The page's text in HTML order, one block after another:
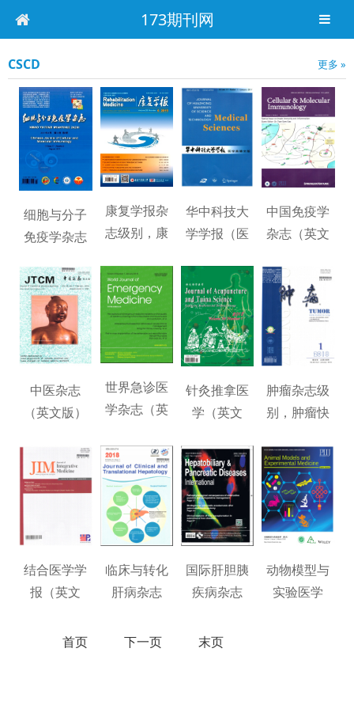
173期刊网
CSCD 更多 »
细胞与分子
免疫学杂志
与分子免疫
学
康复学报杂
志级别，康
发表
华中科技大
学学报（医
文版）杂志
级
中国免疫学
杂志（英文
别，中国免
疫
中医杂志
（英文版）
中医杂志
（英文
世界急诊医
学杂志（英
别，世界急
诊
针灸推拿医
学（英文
别，针灸推
拿医
肿瘤杂志级
别，肿瘤快
结合医学学
报（英文
别，结合医
临床与转化
肝病杂志
杂志级别，
国际肝胆胰
疾病杂志
杂志级别，
动物模型与
实验医学
首页 下一页 末页